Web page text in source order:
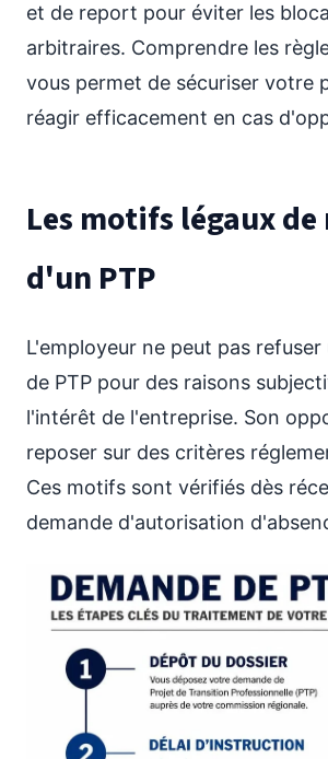
et de report pour éviter les
arbitraires. Comprendre les
vous permet de sécuriser votre
réagir efficacement en cas
Les motifs légaux
d'un PTP
L'employeur ne peut pas
de PTP pour des raisons
l'intérêt de l'entreprise. Son
reposer sur des critères
Ces motifs sont vérifiés dès
demande d'autorisation